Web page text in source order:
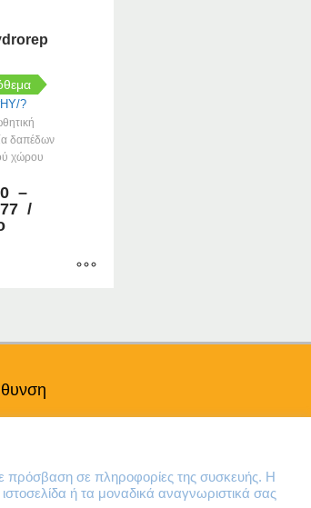
?
δαπέδων
χώρου
–
Price
through
/
33
πρόσβαση σε πληροφορίες της συσκευής. Η
ή τα μοναδικά αναγνωριστικά σας